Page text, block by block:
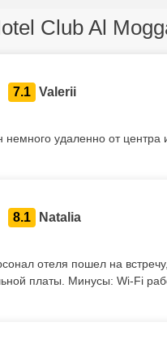
Club Al
7.1 Valerii
немного удаленно от
8.1 Natalia
отеля пошел на
платы. Минусы: Wi-Fi